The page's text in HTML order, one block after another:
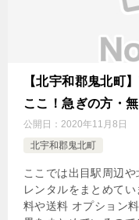
【北宇和郡鬼北町
ここ！急ぎの方・
公開日： 2020年11月8日
北宇和郡鬼北町
ここでは出目駅周辺
レンタルをまとめて
料や送料 オプション